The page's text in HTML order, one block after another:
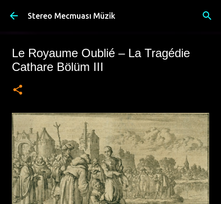
Ana içeriğe atla
Stereo Mecmuası Müzik
Le Royaume Oublié – La Tragédie
Cathare Bölüm III